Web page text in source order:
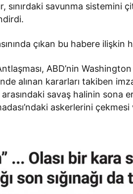
sınırdaki savunma
çıkan bu habere
ABD’nin
alınan kararları takiben
arasındaki savaş halinin sona
askerlerini